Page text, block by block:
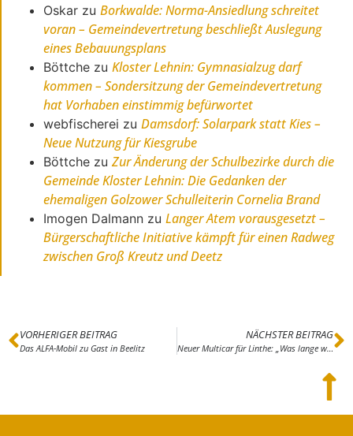
Oskar zu Borkwalde: Norma-Ansiedlung schreitet
voran – Gemeindevertretung beschließt Auslegung
eines Bebauungsplans
Böttche zu Kloster Lehnin: Gymnasialzug darf
kommen – Sondersitzung der Gemeindevertretung
hat Vorhaben einstimmig befürwortet
webfischerei zu Damsdorf: Solarpark statt Kies –
Neue Nutzung für Kiesgrube
Böttche zuZur Änderung der Schulbezirke durch die
Gemeinde Kloster Lehnin: Die Gedanken der
ehemaligen Golzower Schulleiterin Cornelia Brand
Imogen Dalmann zu Langer Atem vorausgesetzt –
Bürgerschaftliche Initiative kämpft für einen Radweg
zwischen Groß Kreutz und Deetz
VORHERIGER BEITRAG
Das ALFA-Mobil zu Gast in Beelitz
NÄCHSTER BEITRAG
Neuer Multicar für Linthe: „Was lange währt, wird endlich gut“